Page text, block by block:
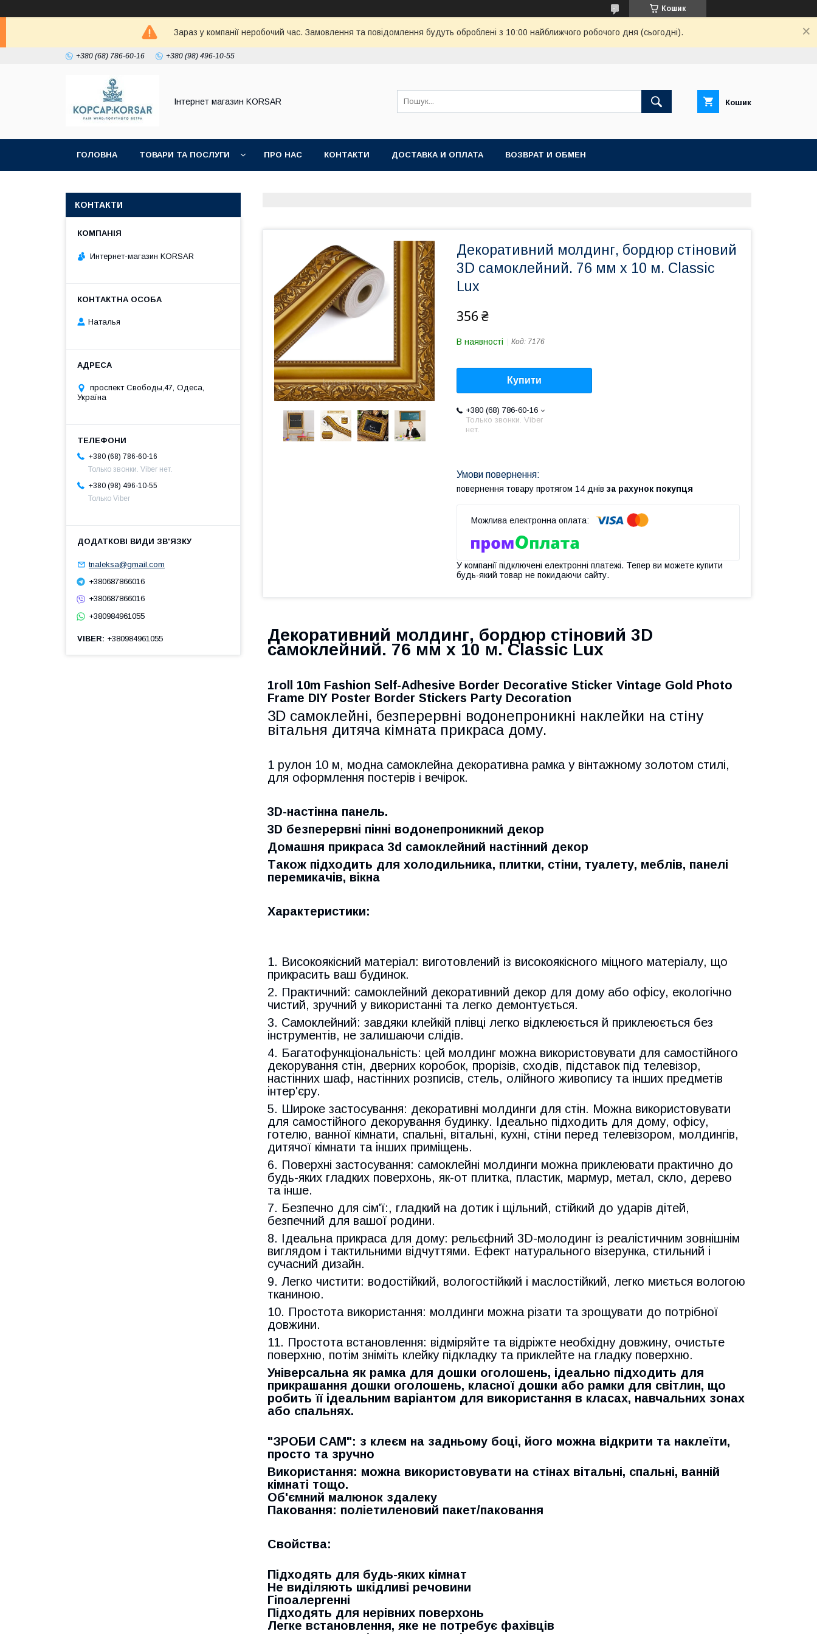
Кошик
Зараз у компанії неробочий час. Замовлення та повідомлення будуть оброблені з 10:00 найближчого робочого дня (сьогодні).
+380 (68) 786-60-16 +380 (98) 496-10-55
Iнтернет магазин KORSAR Кошик
ГОЛОВНА ТОВАРИ ТА ПОСЛУГИ ПРО НАС КОНТАКТИ ДОСТАВКА И ОПЛАТА ВОЗВРАТ И ОБМЕН
Декоративний молдинг, бордюр стіновий
3D самоклейний. 76 мм х 10 м. Classic
Lux
356 ₴
В наявності Код: 7176
Купити
+380 (68) 786-60-16
Только звонки. Viber
нет.
повернення товару протягом 14 днів за рахунок покупця
У компанії підключені електронні платежі. Тепер ви можете купити
будь-який товар не покидаючи сайту.
Декоративний молдинг, бордюр стіновий 3D
самоклейний. 76 мм х 10 м. Classic Lux
1roll 10m Fashion Self-Adhesive Border Decorative Sticker Vintage Gold Photo
Frame DIY Poster Border Stickers Party Decoration
3D самоклейні, безперервні водонепроникні наклейки на стіну
вітальня дитяча кімната прикраса дому.
1 рулон 10 м, модна самоклейна декоративна рамка у вінтажному золотом стилі,
для оформлення постерів і вечірок.
3D-настінна панель.
3D безперервні пінні водонепроникний декор
Домашня прикраса 3d самоклейний настінний декор
Також підходить для холодильника, плитки, стіни, туалету, меблів, панелі
перемикачів, вікна
Характеристики:
1. Високоякісний матеріал: виготовлений із високоякісного міцного матеріалу, що
прикрасить ваш будинок.
2. Практичний: самоклейний декоративний декор для дому або офісу, екологічно
чистий, зручний у використанні та легко демонтується.
3. Самоклейний: завдяки клейкій плівці легко відклеюється й приклеюється без
інструментів, не залишаючи слідів.
4. Багатофункціональність: цей молдинг можна використовувати для самостійного
декорування стін, дверних коробок, прорізів, сходів, підставок під телевізор,
настінних шаф, настінних розписів, стель, олійного живопису та інших предметів
інтер'єру.
5. Широке застосування: декоративні молдинги для стін. Можна використовувати
для самостійного декорування будинку. Ідеально підходить для дому, офісу,
готелю, ванної кімнати, спальні, вітальні, кухні, стіни перед телевізором, молдингів,
дитячої кімнати та інших приміщень.
6. Поверхні застосування: самоклейні молдинги можна приклеювати практично до
будь-яких гладких поверхонь, як-от плитка, пластик, мармур, метал, скло, дерево
та інше.
7. Безпечно для сім'ї:, гладкий на дотик і щільний, стійкий до ударів дітей,
безпечний для вашої родини.
8. Ідеальна прикраса для дому: рельєфний 3D-молодинг із реалістичним зовнішнім
виглядом і тактильними відчуттями. Ефект натурального візерунка, стильний і
сучасний дизайн.
9. Легко чистити: водостійкий, вологостійкий і маслостійкий, легко миється вологою
тканиною.
10. Простота використання: молдинги можна різати та зрощувати до потрібної
довжини.
11. Простота встановлення: відміряйте та відріжте необхідну довжину, очистьте
поверхню, потім зніміть клейку підкладку та приклейте на гладку поверхню.
Універсальна як рамка для дошки оголошень, ідеально підходить для
прикрашання дошки оголошень, класної дошки або рамки для світлин, що
робить її ідеальним варіантом для використання в класах, навчальних зонах
або спальнях.
"ЗРОБИ САМ": з клеєм на задньому боці, його можна відкрити та наклеїти,
просто та зручно
Використання: можна використовувати на стінах вітальні, спальні, ванній
кімнаті тощо.
Об'ємний малюнок здалеку
Паковання: поліетиленовий пакет/паковання
Свойства:
Підходять для будь-яких кімнат
Не виділяють шкідливі речовини
Гіпоалергенні
Підходять для нерівних поверхонь
Легке встановлення, яке не потребує фахівців
КОНТАКТИ
Интернет-магазин KORSAR
Наталья
проспект Свободы,47, Одеса,
Україна
+380 (68) 786-60-16
Только звонки. Viber нет.
+380 (98) 496-10-55
Только Viber
tnaleksa@gmail.com
+380687866016
+380687866016
+380984961055
VIBER +380984961055